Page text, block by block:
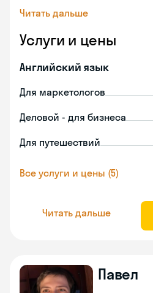
Читать дальше
Услуги и цены
Английский язык
Для маркетологов
Деловой - для бизнеса
Для путешествий
Все услуги и цены (5)
Читать дальше
Павел